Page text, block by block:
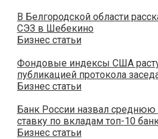
В Белгородской области
СЭЗ в Шебекино
Бизнес статьи
Фондовые индексы США
публикацией протокола
Бизнес статьи
Банк России назвал
ставку по вкладам топ-10
Бизнес статьи